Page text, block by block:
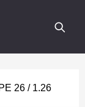
26 / 1.26